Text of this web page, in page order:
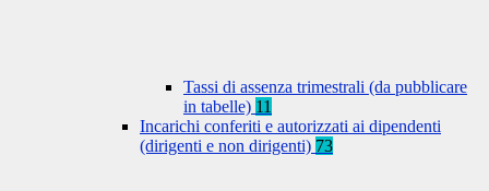
Tassi di assenza trimestrali (da pubblicare
in tabelle) 11
Incarichi conferiti e autorizzati ai dipendenti
(dirigenti e non dirigenti) 73